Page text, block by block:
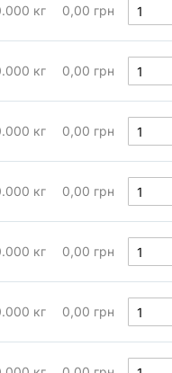
кг 0,00 грн
кг 0,00 грн
кг 0,00 грн
кг 0,00 грн
кг 0,00 грн
кг 0,00 грн